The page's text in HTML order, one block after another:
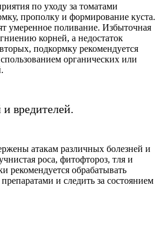
по уходу за томатами
прополку и формирование куста.
умеренное поливание. Избыточная
корней, а недостаток
подкормку рекомендуется
органических или
вредителей.
атакам различных болезней и
роса, фитофтороз, тля и
рекомендуется обрабатывать
и следить за состоянием